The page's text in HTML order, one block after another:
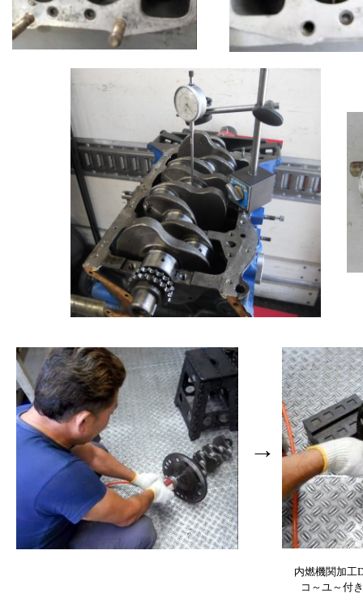
→
内燃機関加工
コ～ユ～付